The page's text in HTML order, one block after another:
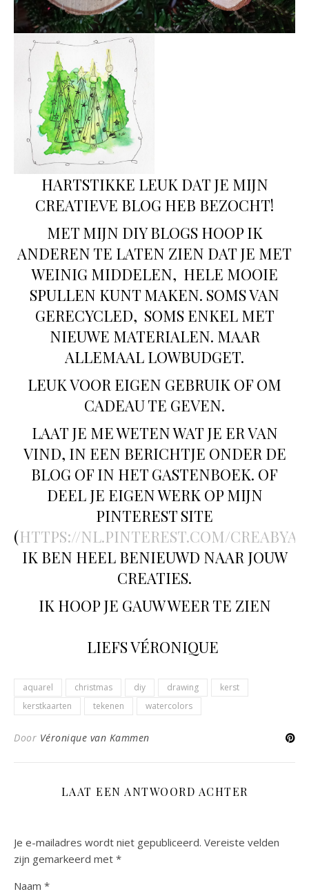
HARTSTIKKE LEUK DAT JE MIJN
CREATIEVE BLOG HEB BEZOCHT!
MET MIJN DIY BLOGS HOOP IK
ANDEREN TE LATEN ZIEN DAT JE MET
WEINIG MIDDELEN, HELE MOOIE
SPULLEN KUNT MAKEN. SOMS VAN
GERECYCLED, SOMS ENKEL MET
NIEUWE MATERIALEN. MAAR
ALLEMAAL LOWBUDGET.
LEUK VOOR EIGEN GEBRUIK OF OM
CADEAU TE GEVEN.
LAAT JE ME WETEN WAT JE ER VAN
VIND, IN EEN BERICHTJE ONDER DE
BLOG OF IN HET GASTENBOEK. OF
DEEL JE EIGEN WERK OP MIJN
PINTEREST SITE
(HTTPS://NL.PINTEREST.COM/
IK BEN HEEL BENIEUWD NAAR JOUW
CREATIES.
IK HOOP JE GAUW WEER TE ZIEN
LIEFS VÉRONIQUE
aquarel christmas diy drawing
kerst
kerstkaarten
tekenen watercolors
Door Véronique van Kammen
LAAT EEN ANTWOORD ACHTER
Je e-mailadres wordt niet gepubliceerd. Vereiste velden
zijn gemarkeerd met *
Naam *